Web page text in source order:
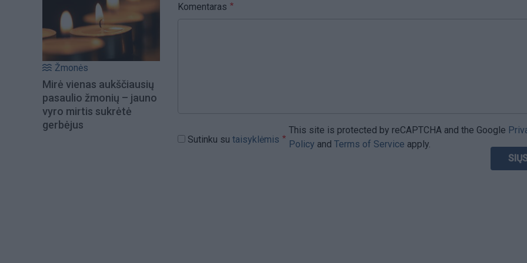
Žmonės
Mirė vienas aukščiausių
pasaulio žmonių – jauno
vyro mirtis sukrėtė
gerbėjus
Komentaras
Sutinku su taisyklėmis
This site is protected by reCAPTCHA and the Google
Policy and Terms of Service apply.